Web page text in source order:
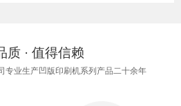
质 · 值得信赖
专业生产凹版印刷机系列产品二十余年